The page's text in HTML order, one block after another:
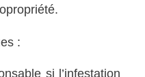
:
si l’infestation